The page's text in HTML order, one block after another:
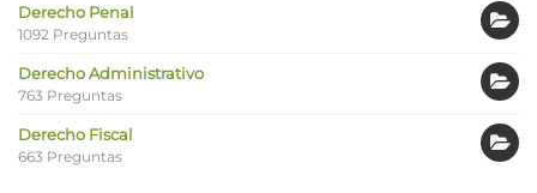
Derecho Penal
1092 Preguntas
Derecho Administrativo
763 Preguntas
Derecho Fiscal
663 Preguntas